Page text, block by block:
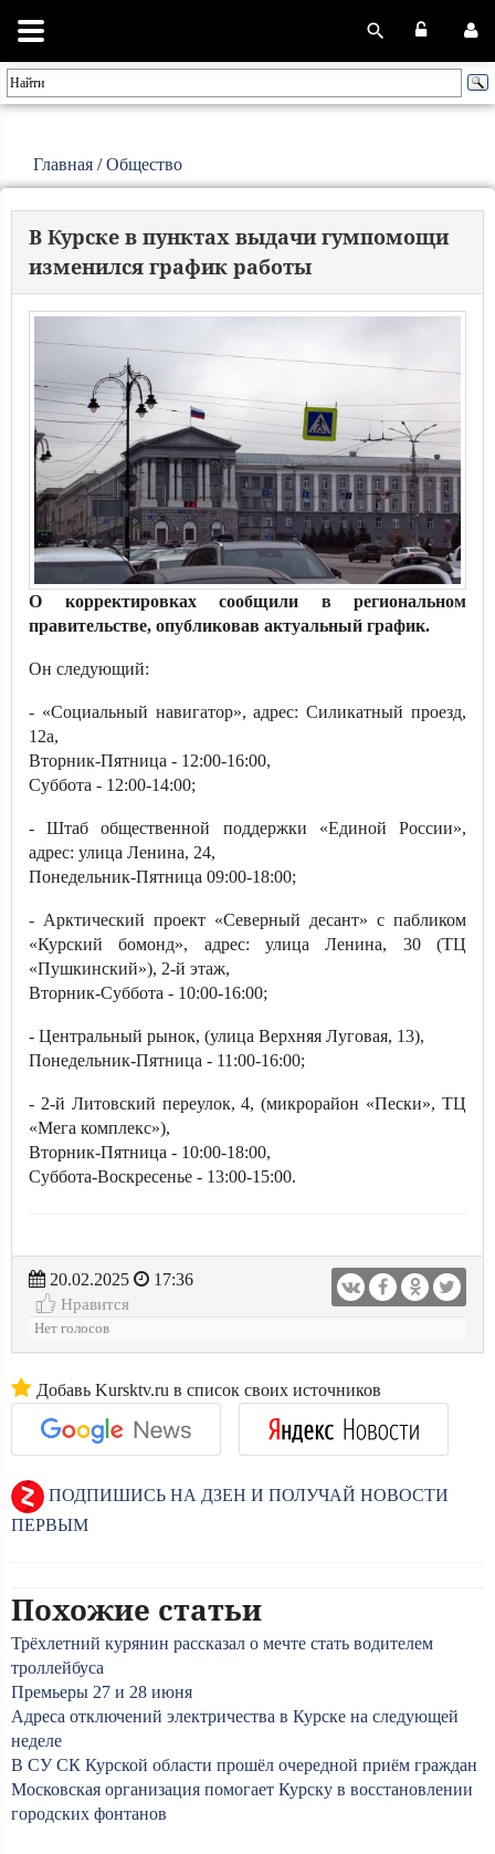
Главная /Общество
В Курске в пунктах выдачи гумпомощи
изменился график работы
О корректировках сообщили в региональном
правительстве, опубликовав актуальный график.
Он следующий:
- «Социальный навигатор», адрес: Силикатный проезд,
12а,
Вторник-Пятница - 12:00-16:00,
Суббота - 12:00-14:00;
- Штаб общественной поддержки «Единой России»,
адрес: улица Ленина, 24,
Понедельник-Пятница 09:00-18:00;
- Арктический проект «Северный десант» с пабликом
«Курский бомонд», адрес: улица Ленина, 30 (ТЦ
«Пушкинский»), 2-й этаж,
Вторник-Суббота - 10:00-16:00;
- Центральный рынок, (улица Верхняя Луговая, 13),
Понедельник-Пятница - 11:00-16:00;
- 2-й Литовский переулок, 4, (микрорайон «Пески», ТЦ
«Мега комплекс»),
Вторник-Пятница - 10:00-18:00,
Суббота-Воскресенье - 13:00-15:00.
20.02.2025
17:36
Нравится
Нет голосов
Добавь Kursktv.ru в список своих источников
ПОДПИШИСЬ НА ДЗЕН И ПОЛУЧАЙ НОВОСТИ
ПЕРВЫМ
Похожие статьи
Трёхлетний курянин рассказал о мечте стать водителем
троллейбуса
Премьеры 27 и 28 июня
Адреса отключений электричества в Курске на следующей
неделе
В СУ СК Курской области прошёл очередной приём граждан
Московская организация помогает Курску в восстановлении
городских фонтанов